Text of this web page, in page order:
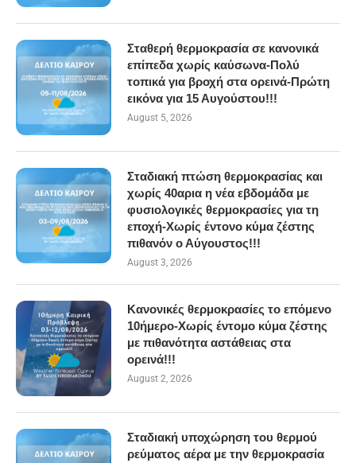
Σταθερή θερμοκρασία σε κανονικά
επίπεδα χωρίς καύσωνα-Πολύ
τοπικά για βροχή στα ορεινά-Πρώτη
εικόνα για 15 Αυγούστου!!!
August 5, 2026
Σταδιακή πτώση θερμοκρασίας και
χωρίς 40αρια η νέα εβδομάδα με
φυσιολογικές θερμοκρασίες για τη
εποχή-Χωρίς έντονο κύμα ζέστης
πιθανόν ο Αύγουστος!!!
August 3, 2026
Κανονικές θερμοκρασίες το επόμενο
10ήμερο-Χωρίς έντομο κύμα ζέστης
με πιθανότητα αστάθειας στα
ορεινά!!!
August 2, 2026
Σταδιακή υποχώρηση του θερμού
ρεύματος αέρα με την θερμοκρασία